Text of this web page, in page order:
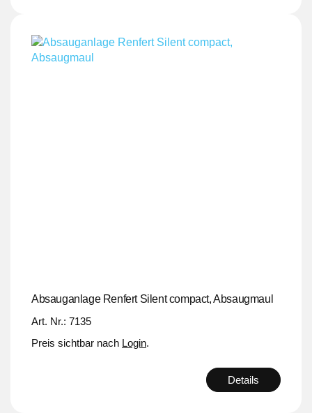
Absauganlage Renfert Silent compact, Absaugmaul
Art. Nr.: 7135
Preis sichtbar nach Login.
Details